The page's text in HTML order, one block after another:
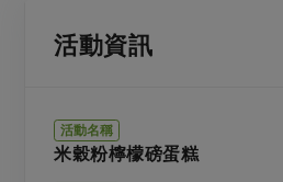
芽苗類
奶蛋豆・五穀
食材
麵食
肉食
特別企畫
把最好的台灣味帶回家！
觀點文章
關於合作社
活動資訊
活動名稱
米穀粉檸檬磅蛋糕